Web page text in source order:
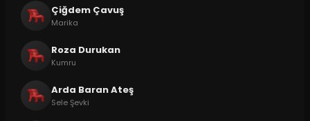
Çiğdem Çavuş
Marika
Roza Durukan
Kumru
Arda Baran Ateş
Sele Şevki